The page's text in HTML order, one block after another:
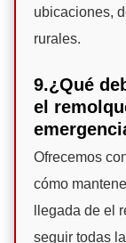
ubicaciones,
rurales.
9.¿Qué
el
Ofrecemos
cómo
llegada de el
seguir todas